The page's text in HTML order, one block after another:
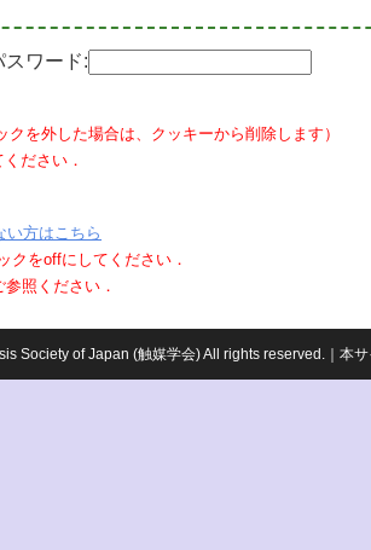
スワード:
を外した場合は、クッキーから削除します）
ださい．
い方はこちら
クをoffにしてください．
参照ください．
Society of Japan (触媒学会) All rights reserved.｜本